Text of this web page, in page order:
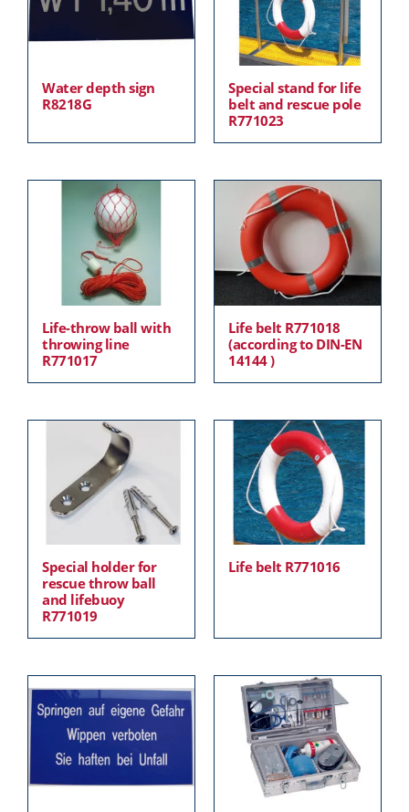
Water depth sign
R8218G
Special stand for life
belt and rescue pole
R771023
Life-throw ball with
throwing line
R771017
Life belt R771018
(according to DIN-EN
14144 )
Special holder for
rescue throw ball
and lifebuoy
R771019
Life belt R771016